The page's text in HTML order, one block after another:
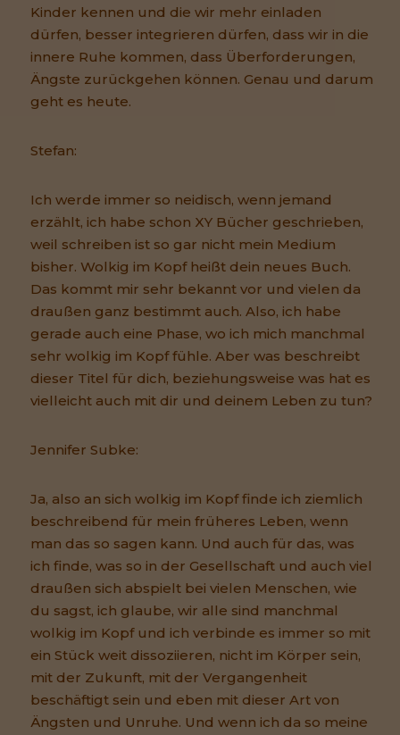
Kinder kennen und die wir mehr einladen
dürfen, besser integrieren dürfen, dass wir in die
innere Ruhe kommen, dass Überforderungen,
Ängste zurückgehen können. Genau und darum
geht es heute.
Stefan:
Ich werde immer so neidisch, wenn jemand
erzählt, ich habe schon XY Bücher geschrieben,
weil schreiben ist so gar nicht mein Medium
bisher. Wolkig im Kopf heißt dein neues Buch.
Das kommt mir sehr bekannt vor und vielen da
draußen ganz bestimmt auch. Also, ich habe
gerade auch eine Phase, wo ich mich manchmal
sehr wolkig im Kopf fühle. Aber was beschreibt
dieser Titel für dich, beziehungsweise was hat es
vielleicht auch mit dir und deinem Leben zu tun?
Jennifer Subke:
Ja, also an sich wolkig im Kopf finde ich ziemlich
beschreibend für mein früheres Leben, wenn
man das so sagen kann. Und auch für das, was
ich finde, was so in der Gesellschaft und auch viel
draußen sich abspielt bei vielen Menschen, wie
du sagst, ich glaube, wir alle sind manchmal
wolkig im Kopf und ich verbinde es immer so mit
ein Stück weit dissoziieren, nicht im Körper sein,
mit der Zukunft, mit der Vergangenheit
beschäftigt sein und eben mit dieser Art von
Ängsten und Unruhe. Und wenn ich da so meine